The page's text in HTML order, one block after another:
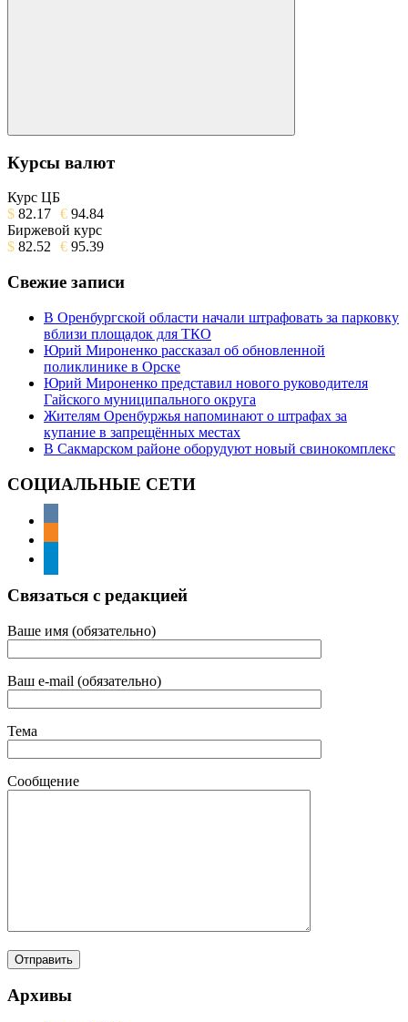
Поиск
Курсы валют
Курс ЦБ
$ 82.17 € 94.84
Биржевой курс
$ 82.52 € 95.39
Свежие записи
В Оренбургской области начали штрафовать за парковку
вблизи площадок для ТКО
Юрий Мироненко рассказал об обновленной
поликлинике в Орске
Юрий Мироненко представил нового руководителя
Гайского муниципального округа
Жителям Оренбуржья напоминают о штрафах за
купание в запрещённых местах
В Сакмарском районе оборудуют новый свинокомплекс
СОЦИАЛЬНЫЕ СЕТИ
Связаться с редакцией
Ваше имя (обязательно)
Ваш e-mail (обязательно)
Тема
Сообщение
Архивы